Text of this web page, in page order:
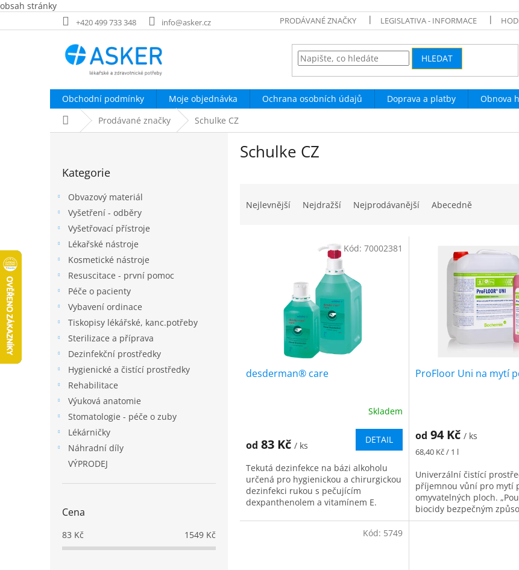
obsah stránky
na
+420 499 733 348 info@asker.cz PRODÁVANÉ ZNAČKY LEGISLATIVA - INFORMACE
HLEDAT
Obchodní podmínky Moje objednávka Ochrana osobních údajů Doprava a platby Obnova
Domů Prodávané značky Schulke CZ
kategorie
Kategorie
Obvazový materiál
Vyšetření - odběry
Vyšetřovací přístroje
Lékařské nástroje
Kosmetické nástroje
Resuscitace - první pomoc
Péče o pacienty
Vybavení ordinace
Tiskopisy lékářské, kanc.potřeby
Sterilizace a příprava
Dezinfekční prostředky
Hygienické a čistící prostředky
Rehabilitace
Výuková anatomie
Stomatologie - péče o zuby
Lékárničky
Náhradní díly
VÝPRODEJ
Cena
83 Kč 1549 Kč
Schulke CZ
Nejlevnější Nejdražší Nejprodávanější Abecedně
desderman® care
Skladem
od 83 Kč / ks
DETAIL
Tekutá dezinfekce na bázi alkoholu
určená pro hygienickou a chirurgickou
dezinfekci rukou s pečujícím
dexpanthenolem a vitamínem E.
Kód: 70002381
ProFloor Uni na mytí
produktu
je
5,0
z
5
hvězdiček.
od 94 Kč / ks
Měrná
68,40 Kč / 1 l
Univerzální čistící
příjemnou vůní pro mytí
omyvatelných ploch.
biocidy bezpečným
použitím si vždy přečtěte
Kód: 5749